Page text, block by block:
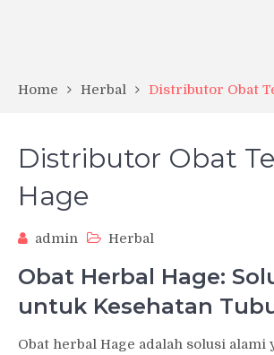
Home Herbal Distributor Obat
Distributor Obat
Hage
admin Herbal
Obat Herbal Hage:
untuk Kesehatan
Obat herbal Hage adalah solusi alami